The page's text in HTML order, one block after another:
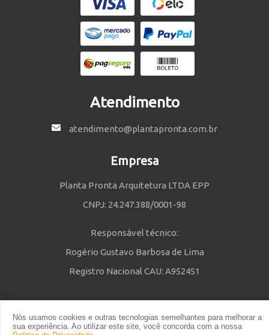
Nós usamos cookies e outras tecnologias semelhantes para melhorar a
sua experiência. Ao utilizar este site, você concorda com a nossa
Atendimento
atendimento@plantapronta.com.br
Empresa
Planta Pronta Arquitetura LTDA EPP
CNPJ: 24.247.388/0001-98
Responsável técnico:
Rogério Gustavo Barbosa de Lima
Registro Nacional CAU: A952451
Política de Privacidade eTermos e Condições | © 2014 - 2021 Powered
by Planta Pronta